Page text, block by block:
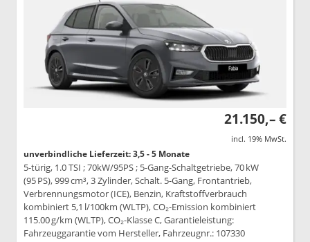
21.150,– €
incl. 19% MwSt.
unverbindliche Lieferzeit: 3,5 - 5 Monate
5-türig, 1.0 TSI ; 70kW/95PS ; 5-Gang-Schaltgetriebe, 70 kW
(95 PS), 999 cm³, 3 Zylinder, Schalt. 5-Gang, Frontantrieb,
Verbrennungsmotor (ICE), Benzin, Kraftstoffverbrauch
kombiniert 5,1 l/100km (WLTP), CO₂-Emission kombiniert
115.00 g/km (WLTP), CO₂-Klasse C, Garantieleistung:
Fahrzeuggarantie vom Hersteller, Fahrzeugnr.: 107330